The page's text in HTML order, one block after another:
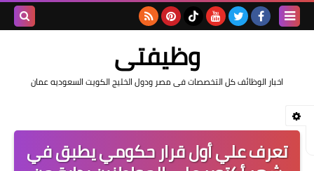
وظيفتى
اخبار الوظائف كل التخصصات فى مصر ودول الخليج الكويت السعوديه عمان
تعرف علي أول قرار حكومي يطبق في